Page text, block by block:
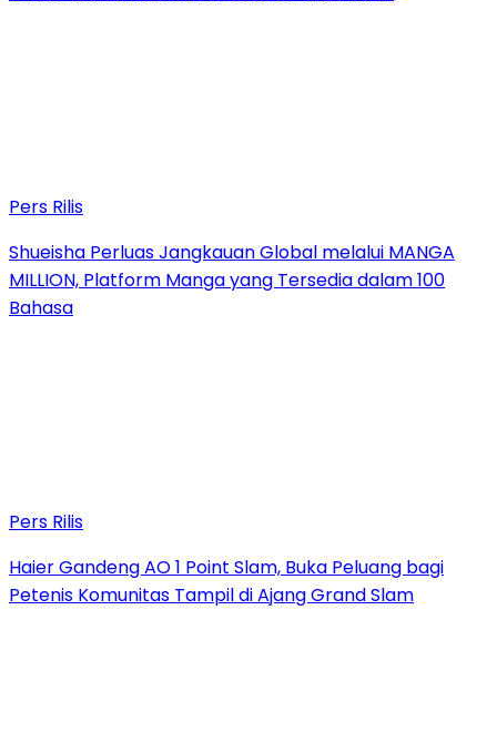
Pers Rilis
Shueisha Perluas Jangkauan Global melalui MANGA
MILLION, Platform Manga yang Tersedia dalam 100
Bahasa
Pers Rilis
Haier Gandeng AO 1 Point Slam, Buka Peluang bagi
Petenis Komunitas Tampil di Ajang Grand Slam